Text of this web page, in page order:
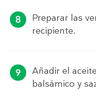
Preparar las
recipiente.
Añadir el
balsámico y